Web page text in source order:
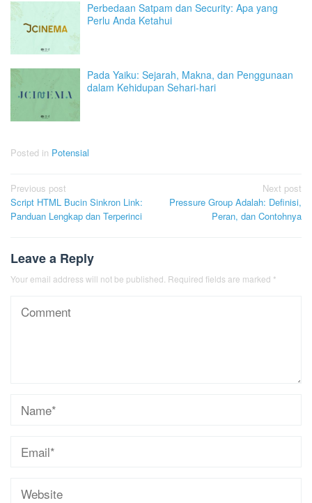
Perbedaan Satpam dan Security: Apa yang
Perlu Anda Ketahui
Pada Yaiku: Sejarah, Makna, dan Penggunaan
dalam Kehidupan Sehari-hari
Posted in Potensial
Post
navigation
Previous post
Script HTML Bucin Sinkron Link:
Panduan Lengkap dan Terperinci
Next post
Pressure Group Adalah: Definisi,
Peran, dan Contohnya
Leave a Reply
Your email address will not be published. Required fields are marked *